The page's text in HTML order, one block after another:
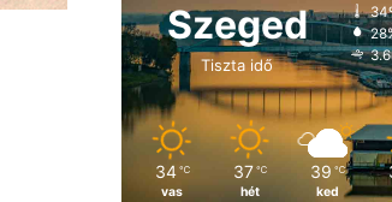
Szeged
Tiszta idő
34 ℃
vas
37 ℃
hét
39 ℃
ked